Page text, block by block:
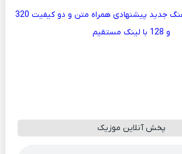
هم اکنون دانلود آهنگ جدید پیشنهادی همراه متن و دو کیفیت 320
و 128 با لینک مستقیم
پخش آنلاین موزیک